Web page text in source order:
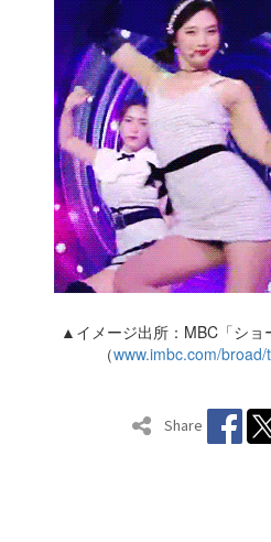
▲イメージ出所：MBC「ショ
（www.imbc.com/
Share